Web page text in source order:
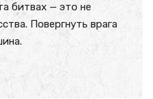
битвах — это не
Повергнуть врага